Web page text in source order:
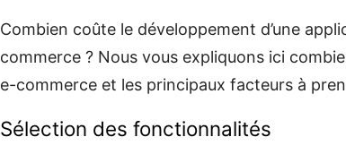
Combien coûte le développement d’une
commerce ? Nous vous expliquons ici
e-commerce et les principaux facteurs à
Sélection des fonctionnalités